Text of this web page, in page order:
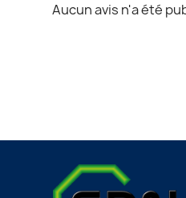
Aucun avis n'a été